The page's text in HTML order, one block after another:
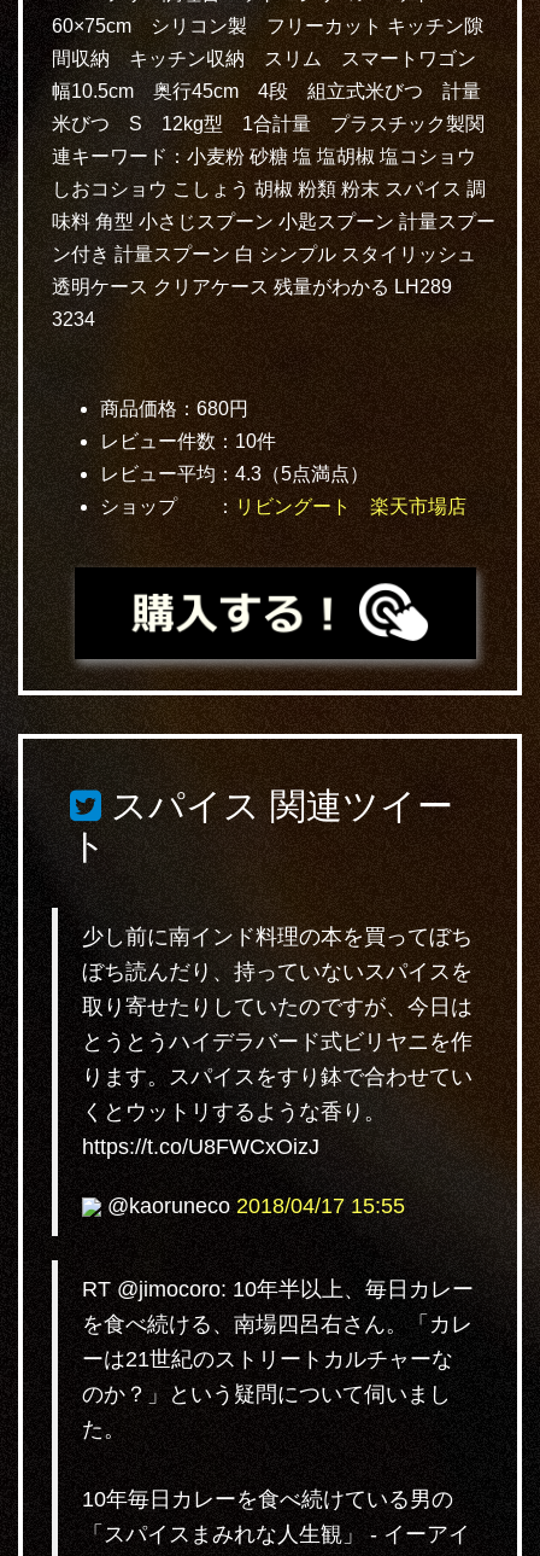
60×75cm シリコン製 フリーカット キッチン隙
間収納 キッチン収納 スリム スマートワゴン
幅10.5cm 奥行45cm 4段 組立式米びつ 計量
米びつ S 12kg型 1合計量 プラスチック製関
連キーワード：小麦粉 砂糖 塩 塩胡椒 塩コショウ
しおコショウ こしょう 胡椒 粉類 粉末 スパイス 調
味料 角型 小さじスプーン 小匙スプーン 計量スプー
ン付き 計量スプーン 白 シンプル スタイリッシュ
透明ケース クリアケース 残量がわかる LH289
3234
商品価格：680円
レビュー件数：10件
レビュー平均：4.3（5点満点）
ショップ ： リビングート 楽天市場店
スパイス関連ツイー
ト
少し前に南インド料理の本を買ってぼち
ぼち読んだり、持っていないスパイスを
取り寄せたりしていたのですが、今日は
とうとうハイデラバード式ビリヤニを作
ります。スパイスをすり鉢で合わせてい
くとウットリするような香り。
https://t.co/U8FWCxOizJ
@kaoruneco 2018/04/17 15:55
RT @jimocoro: 10年半以上、毎日カレー
を食べ続ける、南場四呂右さん。「カレ
ーは21世紀のストリートカルチャーな
のか？」という疑問について伺いまし
た。
10年毎日カレーを食べ続けている男の
「スパイスまみれな人生観」 - イーアイ